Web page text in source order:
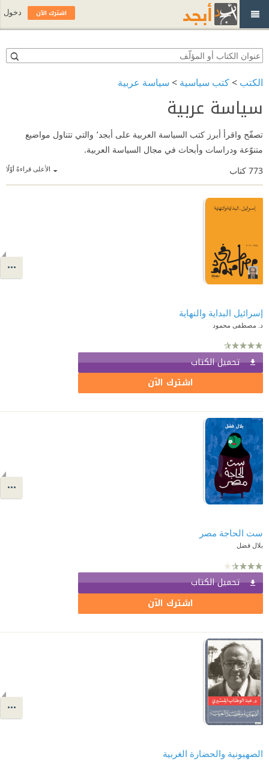
الكتب >كتب سياسية > سياسة عربية
سياسة عربية
تصفّح واقرأ أبرز كتب السياسة العربية على أبجد٬ والتي تتناول مواضيع
متنوّعة ودراسات وأبحاث في مجال السياسة العربية.
الأعلى قراءةً أوّلًا 773 كتاب
إسرائيل البداية والنهاية
د. مصطفى محمود
تحميل الكتاب
اشترك الآن
ست الحاجة مصر
بلال فضل
تحميل الكتاب
اشترك الآن
الصهيونية والحضارة الغربية
اشترك الآن دخول